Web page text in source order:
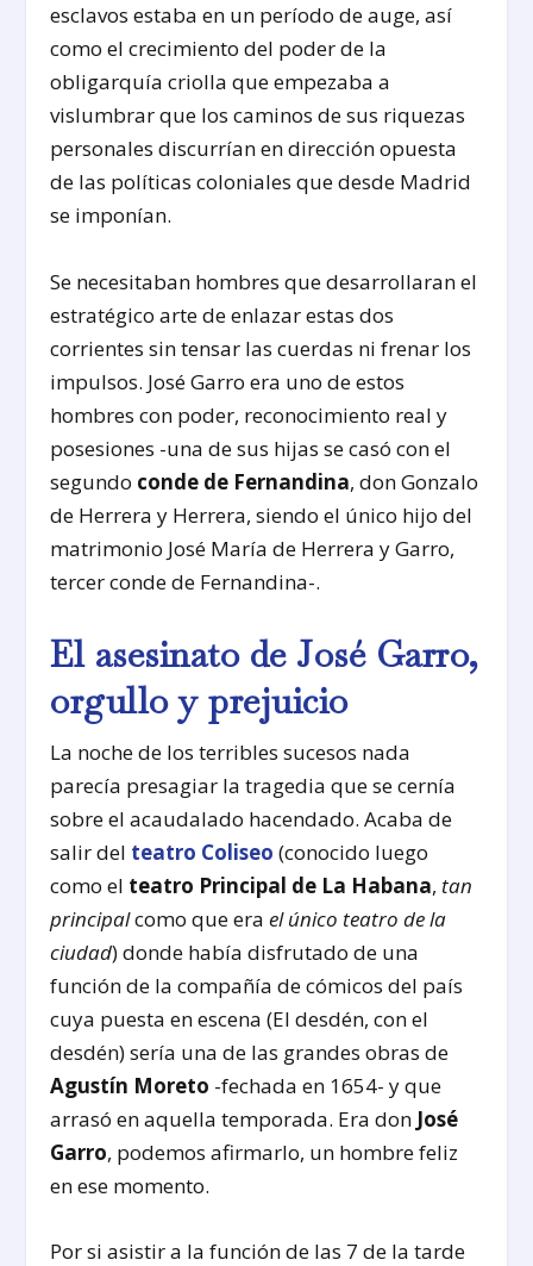
esclavos estaba en un período de auge, así
como el crecimiento del poder de la
obligarquía criolla que empezaba a
vislumbrar que los caminos de sus riquezas
personales discurrían en dirección opuesta
de las políticas coloniales que desde Madrid
se imponían.
Se necesitaban hombres que desarrollaran el
estratégico arte de enlazar estas dos
corrientes sin tensar las cuerdas ni frenar los
impulsos. José Garro era uno de estos
hombres con poder, reconocimiento real y
posesiones -una de sus hijas se casó con el
segundo conde de Fernandina, don Gonzalo
de Herrera y Herrera, siendo el único hijo del
matrimonio José María de Herrera y Garro,
tercer conde de Fernandina-.
El asesinato de José Garro,
orgullo y prejuicio
La noche de los terribles sucesos nada
parecía presagiar la tragedia que se cernía
sobre el acaudalado hacendado. Acaba de
salir del teatro Coliseo (conocido luego
como el teatro Principal de La Habana, tan
principalcomo que erael único teatro de la
ciudad) donde había disfrutado de una
función de la compañía de cómicos del país
cuya puesta en escena (El desdén, con el
desdén) sería una de las grandes obras de
Agustín Moreto -fechada en 1654- y que
arrasó en aquella temporada. Era don José
Garro, podemos afirmarlo, un hombre feliz
en ese momento.
Por si asistir a la función de las 7 de la tarde